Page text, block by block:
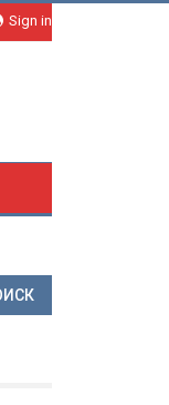
Sign in